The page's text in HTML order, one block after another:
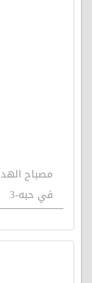
في حبه-3